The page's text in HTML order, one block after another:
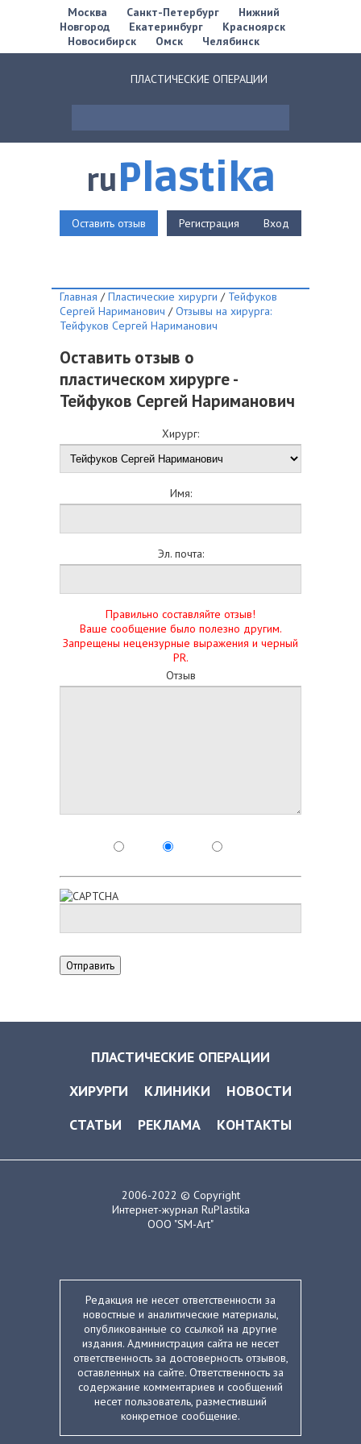
Москва Санкт-Петербург
Нижний
Новгород
Екатеринбург
Красноярск
Новосибирск
Омск Челябинск
ПЛАСТИЧЕСКИЕ ОПЕРАЦИИ
ruPlastika
Оставить отзыв Регистрация Вход
Главная /Пластические хирурги / Тейфуков
Сергей Нариманович /Отзывы на хирурга:
Тейфуков Сергей Нариманович
Оставить отзыв о
пластическом хирурге -
Тейфуков Сергей Нариманович
Хирург:
Имя:
Эл. почта:
Правильно составляйте отзыв!
Ваше сообщение было полезно другим.
Запрещены нецензурные выражения и черный
PR.
Отзыв
ПЛАСТИЧЕСКИЕ ОПЕРАЦИИ
ХИРУРГИ
КЛИНИКИ
НОВОСТИ
СТАТЬИ
РЕКЛАМА КОНТАКТЫ
2006-2022 © Copyright
Интернет-журнал RuPlastika
ООО "SM-Art"
Редакция не несет ответственности за
новостные и аналитические материалы,
опубликованные со ссылкой на другие
издания. Администрация сайта не несет
ответственность за достоверность отзывов,
оставленных на сайте. Ответственность за
содержание комментариев и сообщений
несет пользователь, разместивший
конкретное сообщение.